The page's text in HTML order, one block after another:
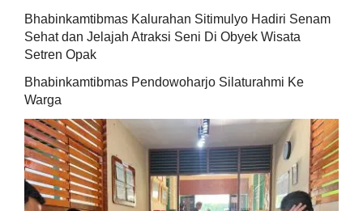
Bhabinkamtibmas Kalurahan Sitimulyo Hadiri Senam
Sehat dan Jelajah Atraksi Seni Di Obyek Wisata
Setren Opak
Bhabinkamtibmas Pendowoharjo Silaturahmi Ke
Warga